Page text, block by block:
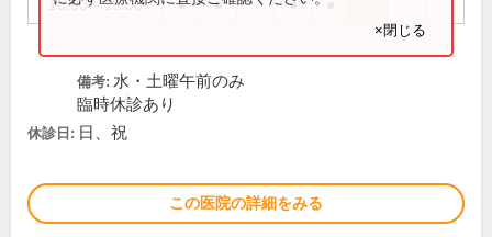
16:00～19:00 ● ● ●
×閉じる
備考: 水・土曜午前のみ
臨時休診あり
休診日: 日、祝
この医院の詳細をみる